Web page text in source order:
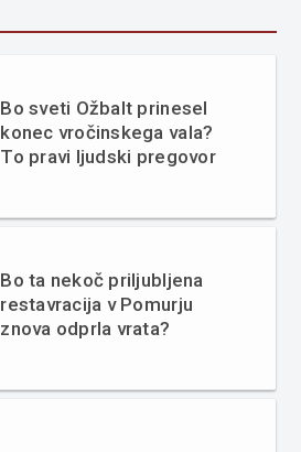
Bo sveti Ožbalt prinesel
konec vročinskega vala?
To pravi ljudski pregovor
Bo ta nekoč priljubljena
restavracija v Pomurju
znova odprla vrata?